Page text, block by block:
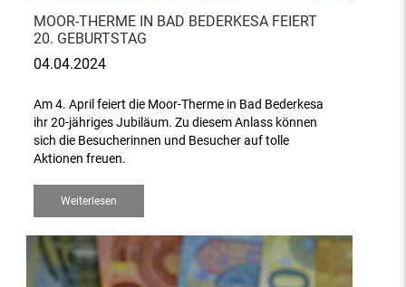
MOOR-THERME IN BAD BEDERKESA FEIERT
20. GEBURTSTAG
04.04.2024
Am 4. April feiert die Moor-Therme in Bad Bederkesa
ihr 20-jähriges Jubiläum. Zu diesem Anlass können
sich die Besucherinnen und Besucher auf tolle
Aktionen freuen.
Weiterlesen